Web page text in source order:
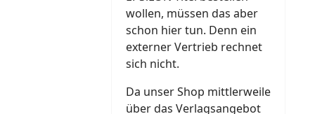
wollen, müssen das aber
schon hier tun. Denn ein
externer Vertrieb rechnet
sich nicht.
Da unser Shop mittlerweile
über das Verlagsangebot